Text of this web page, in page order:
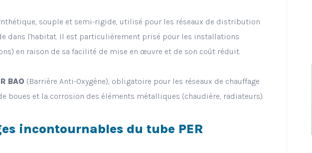
souple et semi-rigide, utilisé pour les réseaux de distribution
dans l'habitat. Il est particulièrement prisé pour les installations
en raison de sa facilité de mise en œuvre et de son coût réduit.
BAO (Barrière Anti-Oxygène), obligatoire pour les réseaux de chauffage
boues et la corrosion des éléments métalliques (chaudière, radiateurs).
incontournables du tube PER